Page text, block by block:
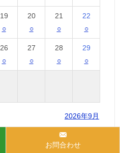
19
○
20
○
21
○
22
○
26
○
27
○
28
○
29
○
2026年9月
お問合わせ